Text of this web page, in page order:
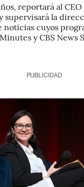
reportará al
supervisará la
noticias cuyos
y CBS News
PUBLICIDAD